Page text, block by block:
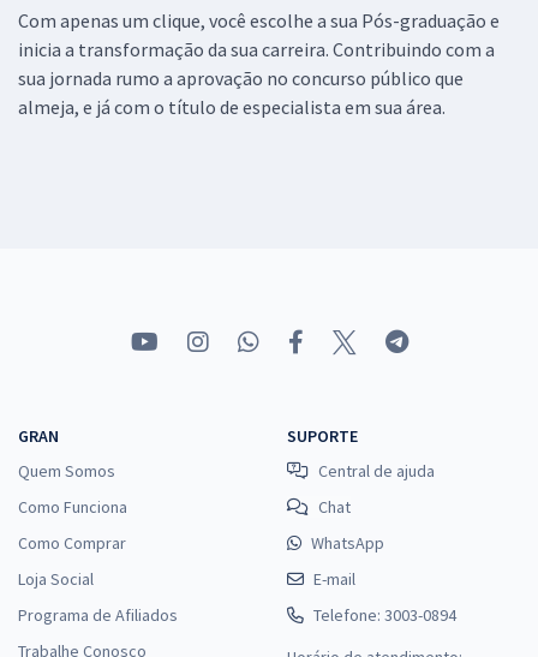
Com apenas um clique, você escolhe a sua Pós-graduação e
inicia a transformação da sua carreira. Contribuindo com a
sua jornada rumo a aprovação no concurso público que
almeja, e já com o título de especialista em sua área.
GRAN
Quem Somos
Como Funciona
Como Comprar
Loja Social
Programa de Afiliados
Trabalhe Conosco
SUPORTE
Central de ajuda
Chat
WhatsApp
E-mail
Telefone: 3003-0894